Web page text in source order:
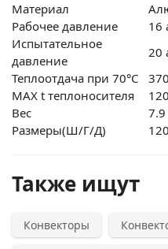
Материал
Рабочее давление
16
Испытательное
давление
20
Теплоотдача при 70°С
MAX t теплоносителя
Вес
7.9
Размеры(Ш/Г/Д)
Также ищут
Конвекторы